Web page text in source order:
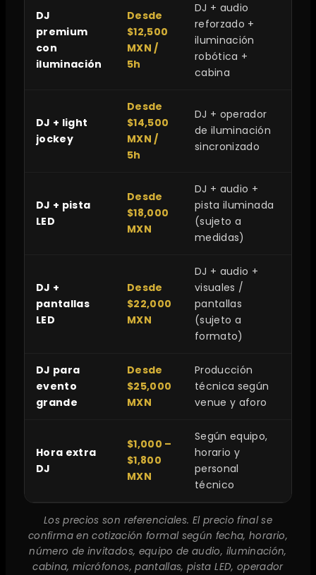
DJ
premium
con
iluminación
Desde
$12,500
MXN /
5h
DJ + audio
reforzado +
iluminación
robótica +
cabina
DJ + light
jockey
Desde
$14,500
MXN /
5h
DJ + operador
de iluminación
sincronizado
DJ + pista
LED
Desde
$18,000
MXN
DJ + audio +
pista iluminada
(sujeto a
medidas)
DJ +
pantallas
LED
Desde
$22,000
MXN
DJ + audio +
visuales /
pantallas
(sujeto a
formato)
DJ para
evento
grande
Desde
$25,000
MXN
Producción
técnica según
venue y aforo
Hora extra
DJ
$1,000 –
$1,800
MXN
Según equipo,
horario y
personal
técnico
Los precios son referenciales. El precio final se
confirma en cotización formal según fecha, horario,
número de invitados, equipo de audio, iluminación,
cabina, micrófonos, pantallas, pista LED, operador